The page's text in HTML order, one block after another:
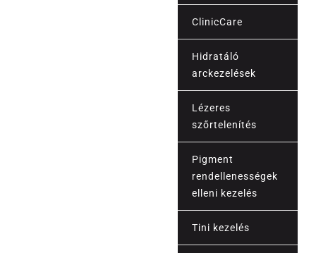
ClinicCare
Hidratáló
arckezelések
Lézeres
szőrtelenítés
Pigment
rendellenességek
elleni kezelés
Tini kezelés